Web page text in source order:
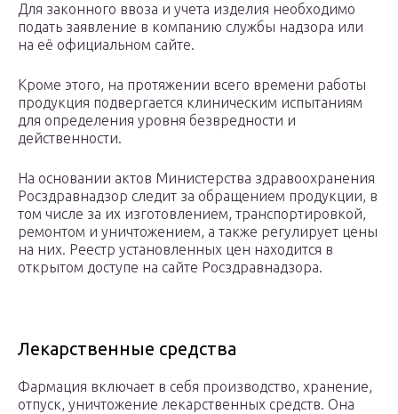
Для законного ввоза и учета изделия необходимо
подать заявление в компанию службы надзора или
на её официальном сайте.
Кроме этого, на протяжении всего времени работы
продукция подвергается клиническим испытаниям
для определения уровня безвредности и
действенности.
На основании актов Министерства здравоохранения
Росздравнадзор следит за обращением продукции, в
том числе за их изготовлением, транспортировкой,
ремонтом и уничтожением, а также регулирует цены
на них. Реестр установленных цен находится в
открытом доступе на сайте Росздравнадзора.
Лекарственные средства
Фармация включает в себя производство, хранение,
отпуск, уничтожение лекарственных средств. Она